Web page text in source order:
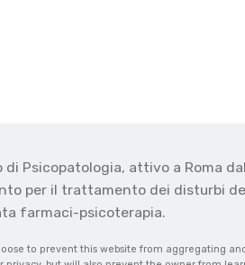
di Psicopatologia, attivo a Roma
per il trattamento dei disturbi
farmaci-psicoterapia.
to prevent this website from aggregating